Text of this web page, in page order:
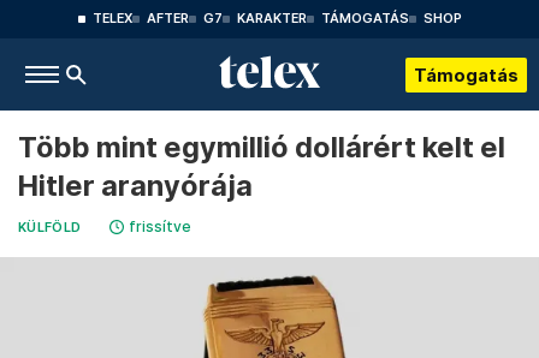
TELEX AFTER G7 KARAKTER TÁMOGATÁS SHOP
Támogatás
Több mint egymillió dollárért kelt el
Hitler aranyórája
KÜLFÖLD frissítve